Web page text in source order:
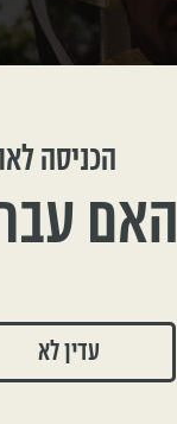
הכניסה לאתר
האם
עדין לא